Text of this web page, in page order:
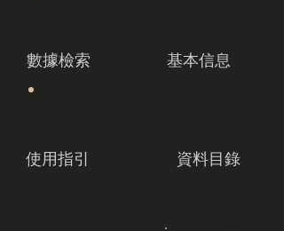
數據檢索 基本信息
使用指引 資料目錄